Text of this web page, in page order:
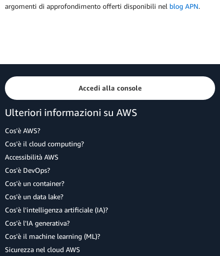
argomenti di approfondimento offerti disponibili nel blog APN.
Accedi alla console
Ulteriori informazioni su AWS
Cos'è AWS?
Cos'è il cloud computing?
Accessibilità AWS
Cos'è DevOps?
Cos'è un container?
Cos'è un data lake?
Cos'è l'intelligenza artificiale (IA)?
Cos'è l'IA generativa?
Cos'è il machine learning (ML)?
Sicurezza nel cloud AWS